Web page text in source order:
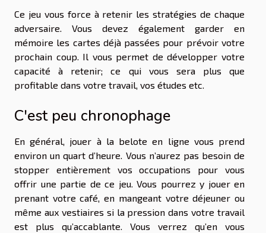
Ce jeu vous force à retenir les stratégies de chaque
adversaire. Vous devez également garder en
mémoire les cartes déjà passées pour prévoir votre
prochain coup. Il vous permet de développer votre
capacité à retenir; ce qui vous sera plus que
profitable dans votre travail, vos études etc.
C'est peu chronophage
En général, jouer à la belote en ligne vous prend
environ un quart d’heure. Vous n’aurez pas besoin de
stopper entièrement vos occupations pour vous
offrir une partie de ce jeu. Vous pourrez y jouer en
prenant votre café, en mangeant votre déjeuner ou
même aux vestiaires si la pression dans votre travail
est plus qu’accablante. Vous verrez qu’en vous